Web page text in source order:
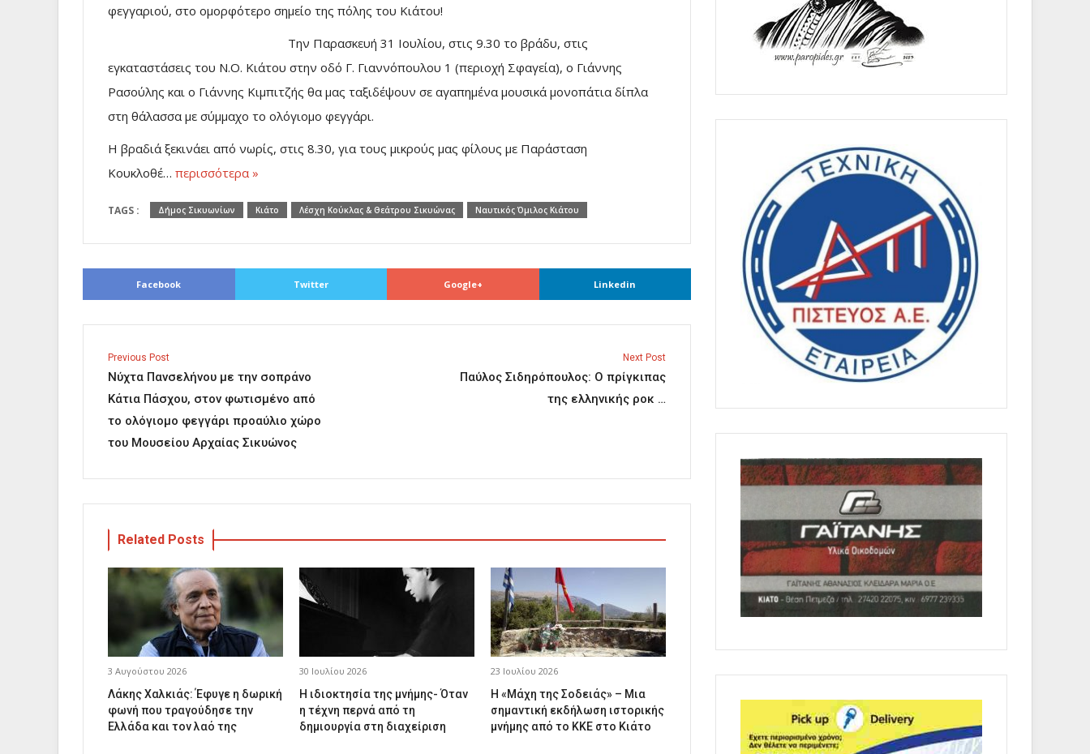
φεγγαριού, στο ομορφότερο σημείο της πόλης του Κιάτου!
Την Παρασκευή 31 Ιουλίου, στις 9.30 το βράδυ, στις
εγκαταστάσεις του Ν.Ο. Κιάτου στην οδό Γ. Γιαννόπουλου 1 (περιοχή Σφαγεία), ο Γιάννης
Ρασούλης και ο Γιάννης Κιμπιτζής θα μας ταξιδέψουν σε αγαπημένα μουσικά μονοπάτια δίπλα
στη θάλασσα με σύμμαχο το ολόγιομο φεγγάρι.
Η βραδιά ξεκινάει από νωρίς, στις 8.30, για τους μικρούς μας φίλους με Παράσταση
Κουκλοθέ… περισσότερα »
TAGS : Δήμος Σικυωνίων Κιάτο Λέσχη Κούκλας & Θεάτρου Σικυώνας Ναυτικός Όμιλος Κιάτου
Facebook Twitter Google+ Linkedin
Previous Post
Νύχτα Πανσελήνου με την σοπράνο
Κάτια Πάσχου, στον φωτισμένο από
το ολόγιομο φεγγάρι προαύλιο χώρο
του Μουσείου Αρχαίας Σικυώνος
Next Post
Παύλος Σιδηρόπουλος: Ο πρίγκιπας
της ελληνικής ροκ …
Related Posts
3 Αυγούστου 2026
Λάκης Χαλκιάς: Έφυγε η δωρική
φωνή που τραγούδησε την
Ελλάδα και τον λαό της
30 Ιουλίου 2026
Η ιδιοκτησία της μνήμης- Όταν
η τέχνη περνά από τη
δημιουργία στη διαχείριση
23 Ιουλίου 2026
Η «Μάχη της Σοδειάς» – Μια
σημαντική εκδήλωση ιστορικής
μνήμης από το ΚΚΕ στο Κιάτο